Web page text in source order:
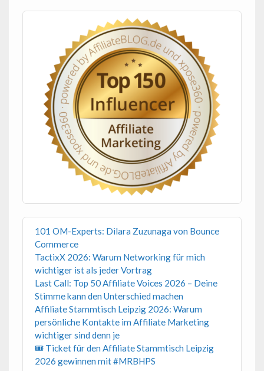
101 OM-Experts: Dilara Zuzunaga von Bounce
Commerce
TactixX 2026: Warum Networking für mich
wichtiger ist als jeder Vortrag
Last Call: Top 50 Affiliate Voices 2026 – Deine
Stimme kann den Unterschied machen
Affiliate Stammtisch Leipzig 2026: Warum
persönliche Kontakte im Affiliate Marketing
wichtiger sind denn je
🎟 Ticket für den Affiliate Stammtisch Leipzig
2026 gewinnen mit #MRBHPS